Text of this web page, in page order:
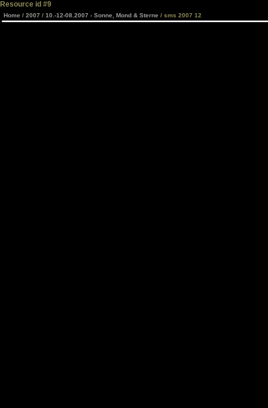
Resource id #9
Home / 2007 / 10.-12-08.2007 - Sonne, Mond & Sterne / sms 2007 12